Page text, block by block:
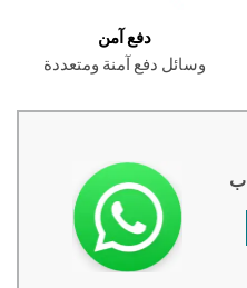
دفع آمن
وسائل دفع آمنة ومتعددة